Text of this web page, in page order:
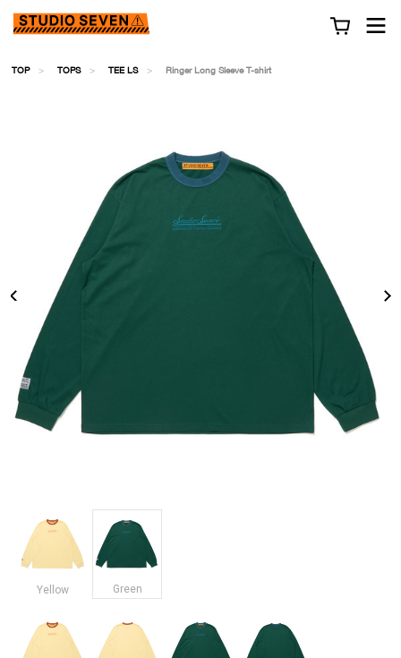
TOP TOPS TEE LS Ringer Long Sleeve T-shirt
Yellow Green